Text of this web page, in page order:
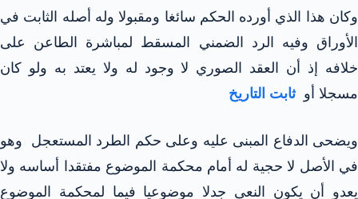
وكان هذا الذي أورده الحكم سائغا ومقبولا وله أصله الثابت في
الأوراق وفيه الرد الضمني المسقط لمباشرة الطاعن على
خلافه إذ أن العقد الصوري لا وجود له ولا يعتد به ولو كان
مسجلا أوثابت التاريخ
ويضحى الدفاع المبنى عليه وعلى حكم الطرد المستعجل وهو
في الأصل لا حجية له أمام محكمة الموضوع مفتقدا أساسه ولا
يعدو أن يكون النعى جدلا موضوعيا فيما لمحكمة الموضوع